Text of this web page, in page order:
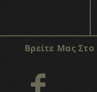
Βρείτε Μας Στο